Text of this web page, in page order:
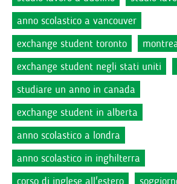
anno scolastico a vancouver
exchange student toronto
exchange student negli stati uniti
studiare un anno in canada
exchange student in alberta
anno scolastico a londra
anno scolastico in inghilterra
corso di inglese all'estero